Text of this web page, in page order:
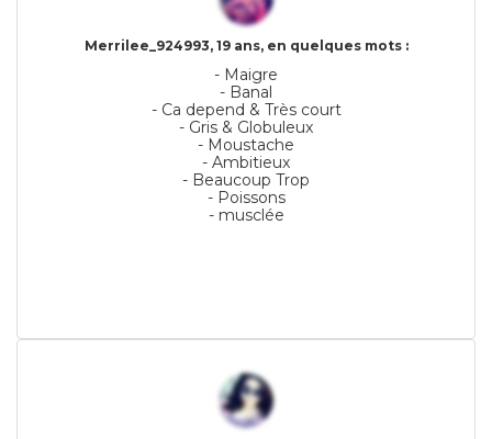
Merrilee_924993, 19 ans, en quelques mots :
- Maigre
- Banal
- Ca depend & Très court
- Gris & Globuleux
- Moustache
- Ambitieux
- Beaucoup Trop
- Poissons
- musclée